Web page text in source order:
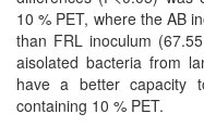
10 % PET, where the AB
than FRL inoculum
aisolated bacteria from
have a better capacity
containing 10 % PET.